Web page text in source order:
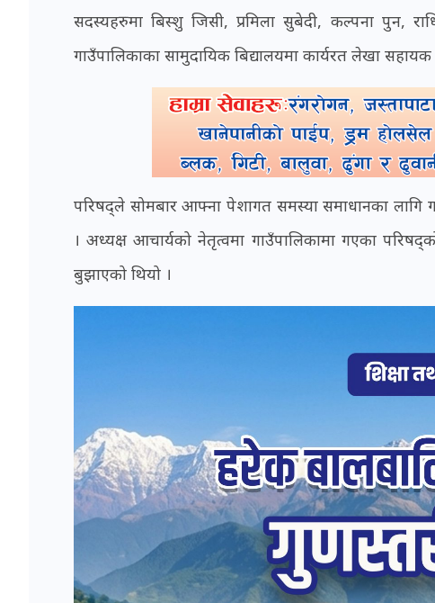
सदस्यहरुमा बिस्शु जिसी, प्रमिला सुबेदी, कल्पना पुन,
गाउँपालिकाका सामुदायिक बिद्यालयमा कार्यरत लेखा
परिषद्ले सोमबार आफ्ना पेशागत समस्या समाधानका लागि
। अध्यक्ष आचार्यको नेतृत्वमा गाउँपालिकामा गएका
बुझाएको थियो ।